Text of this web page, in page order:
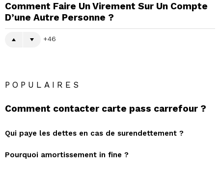
Comment Faire Un Virement Sur Un Compte
D’une Autre Personne ?
46
POPULAIRES
Comment contacter carte pass carrefour ?
Qui paye les dettes en cas de surendettement ?
Pourquoi amortissement in fine ?